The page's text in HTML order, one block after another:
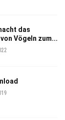
das
Vögeln zum...